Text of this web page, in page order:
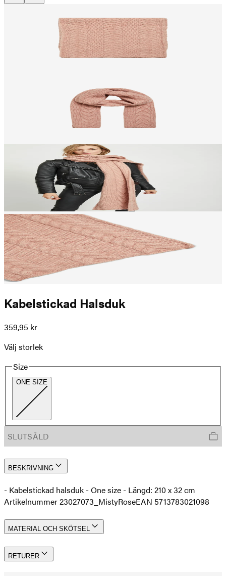
Kabelstickad Halsduk
359,95 kr
Välj storlek
Size
ONE SIZE
SLUTSÅLD
BESKRIVNING
- Kabelstickad halsduk - One size - Längd: 210 x 32 cm
Artikelnummer 23027073_MistyRoseEAN 5713783021098
MATERIAL OCH SKÖTSEL
RETURER